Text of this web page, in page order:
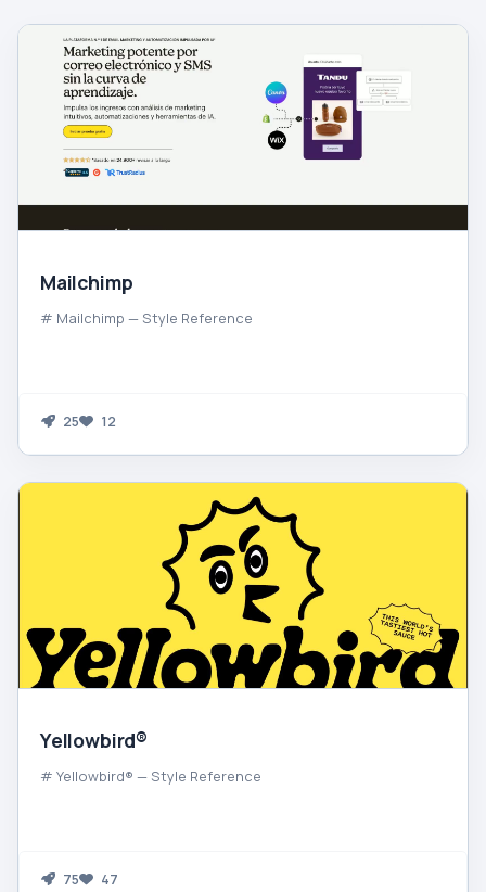
Mailchimp
# Mailchimp — Style Reference
25 12
Yellowbird®
# Yellowbird® — Style Reference
75 47